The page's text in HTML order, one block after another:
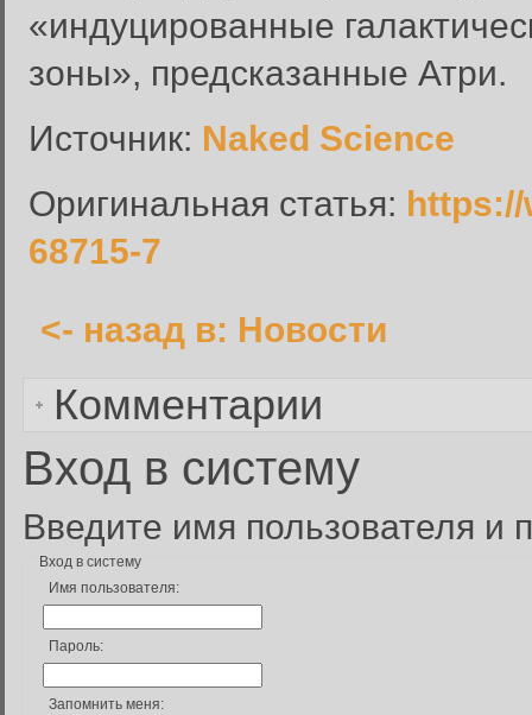
«индуцированные
зоны», предсказанные Атри.
Источник: Naked Science
Оригинальная статья: https://
68715-7
<- назад в: Новости
Комментарии
Вход в систему
Введите имя пользователя и
Вход в систему
Имя пользователя:
Пароль:
Запомнить меня: